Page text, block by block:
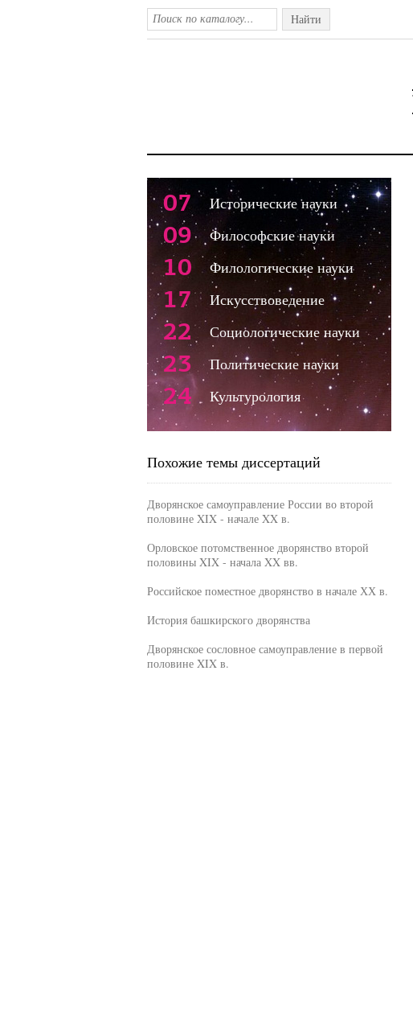
Найти
07 Исторические науки
09 Философские науки
10 Филологические науки
17 Искусствоведение
22 Социологические науки
23 Политические науки
24 Культурология
Похожие темы диссертаций
Дворянское самоуправление России во второй
половине XIX - начале XX в.
Орловское потомственное дворянство второй
половины XIX - начала XX вв.
Российское поместное дворянство в начале ХХ в.
История башкирского дворянства
Дворянское сословное самоуправление в первой
половине XIX в.